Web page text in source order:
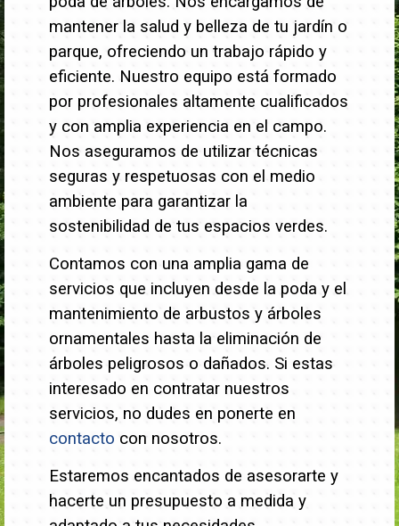
mantener la salud y belleza de tu jardín o
parque, ofreciendo un trabajo rápido y
eficiente. Nuestro equipo está formado
por profesionales altamente cualificados
y con amplia experiencia en el campo.
Nos aseguramos de utilizar técnicas
seguras y respetuosas con el medio
ambiente para garantizar la
sostenibilidad de tus espacios verdes.
Contamos con una amplia gama de
servicios que incluyen desde la poda y el
mantenimiento de arbustos y árboles
ornamentales hasta la eliminación de
árboles peligrosos o dañados. Si estas
interesado en contratar nuestros
servicios, no dudes en ponerte en
contacto con nosotros.
Estaremos encantados de asesorarte y
hacerte un presupuesto a medida y